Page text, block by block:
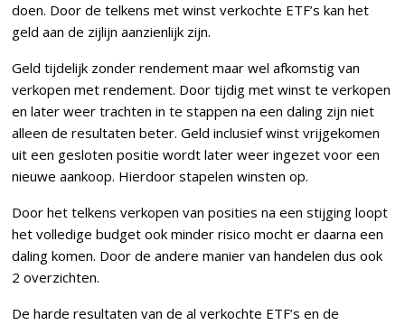
doen. Door de telkens met winst verkochte ETF’s kan het
geld aan de zijlijn aanzienlijk zijn.
Geld tijdelijk zonder rendement maar wel afkomstig van
verkopen met rendement. Door tijdig met winst te verkopen
en later weer trachten in te stappen na een daling zijn niet
alleen de resultaten beter. Geld inclusief winst vrijgekomen
uit een gesloten positie wordt later weer ingezet voor een
nieuwe aankoop. Hierdoor stapelen winsten op.
Door het telkens verkopen van posities na een stijging loopt
het volledige budget ook minder risico mocht er daarna een
daling komen. Door de andere manier van handelen dus ook
2 overzichten.
De harde resultaten van de al verkochte ETF’s en de